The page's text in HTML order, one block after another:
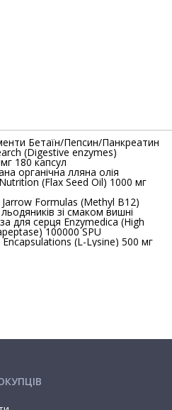
Бетаїн/Пепсин/Панкреатин
180 капсул
органічна лляна олія
(Flax Seed Oil) 1000 мг
Jarrow Formulas (Methyl B12)
зі смаком вишні
серця Enzymedica (High
100000 SPU
L-лізин Pure Encapsulations (L-Lysine) 500 мг